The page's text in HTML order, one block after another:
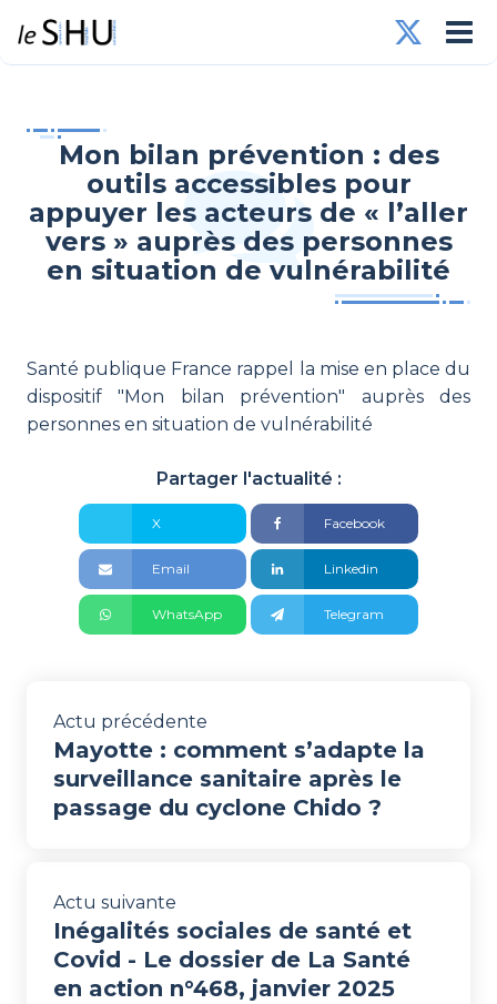
Mon bilan prévention : des
outils accessibles pour
appuyer les acteurs de « l’aller
vers » auprès des personnes
en situation de vulnérabilité
Santé publique France rappel la mise en place du
dispositif "Mon bilan prévention" auprès des
personnes en situation de vulnérabilité
Partager l'actualité :
X Facebook
Email Linkedin
WhatsApp Telegram
Actu précédente
Mayotte : comment s’adapte la
surveillance sanitaire après le
passage du cyclone Chido ?
Actu suivante
Inégalités sociales de santé et
Covid - Le dossier de La Santé
en action n°468, janvier 2025